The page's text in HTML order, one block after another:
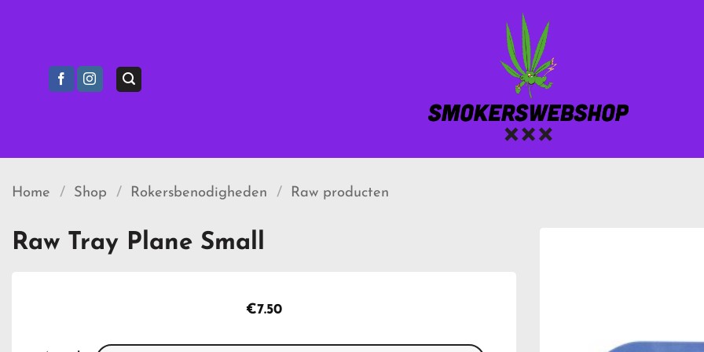
Home / Shop / Rokersbenodigheden / Raw producten
Raw Tray Plane Small
€7.50